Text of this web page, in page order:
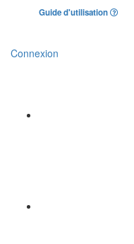
Guide d'utilisation
Connexion